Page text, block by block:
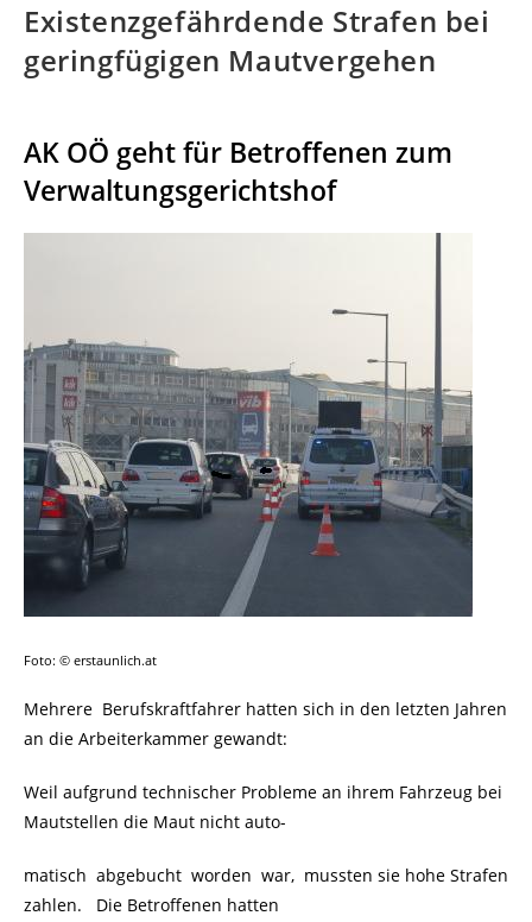
Existenzgefährdende Strafen bei
geringfügigen Mautvergehen
AK OÖ geht für Betroffenen zum
Verwaltungsgerichtshof
Foto: © erstaunlich.at
Mehrere Berufskraftfahrer hatten sich in den letzten Jahren
an die Arbeiterkammer gewandt:
Weil aufgrund technischer Probleme an ihrem Fahrzeug bei
Mautstellen die Maut nicht auto-
matisch abgebucht worden war, mussten sie hohe Strafen
zahlen. Die Betroffenen hatten